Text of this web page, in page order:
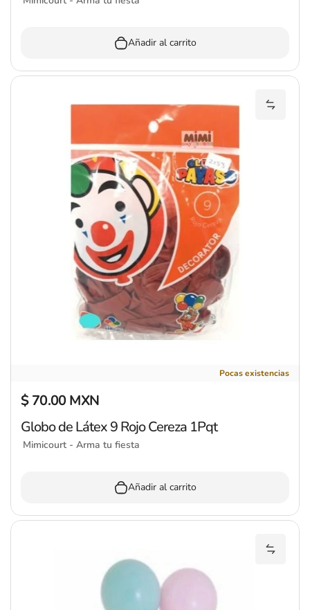
Añadir al carrito
Pocas existencias
Precio regular
$ 70.00 MXN
Globo de Látex 9 Rojo Cereza 1Pqt
Mimicourt - Arma tu fiesta
Añadir al carrito